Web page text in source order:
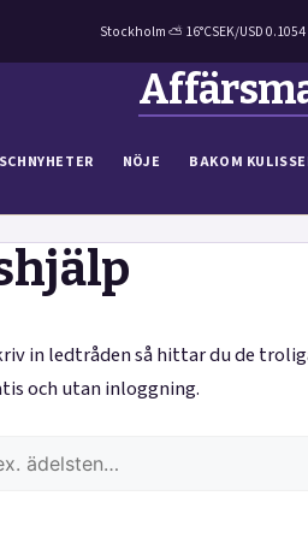
Stockholm ⛅ 16°CSEK/USD
NÖJE BAKOM
in ledtråden så hittar du de
och utan inloggning.